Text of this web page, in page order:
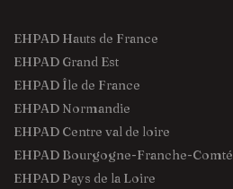
EHPAD Hauts de France
EHPAD Grand Est
EHPAD Île de France
EHPAD Normandie
EHPAD Centre val de loire
EHPAD Bourgogne-Franche-Comté
EHPAD Pays de la Loire